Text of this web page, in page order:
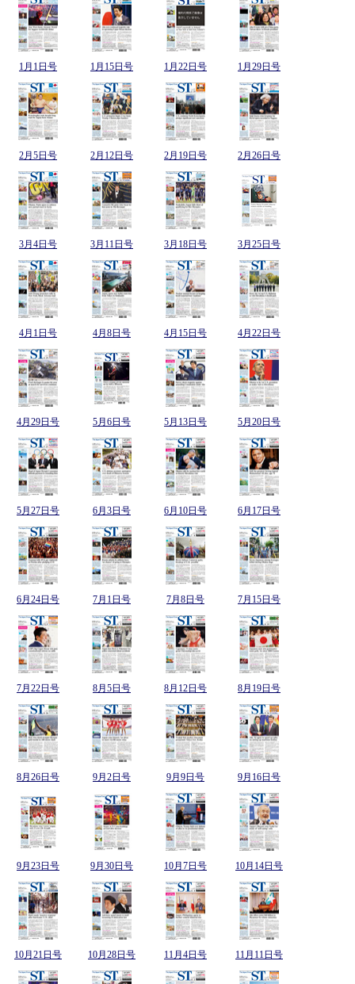
1月1日号 1月15日号 1月22日号 1月29日号
2月5日号 2月12日号 2月19日号 2月26日号
3月4日号 3月11日号 3月18日号 3月25日号
4月1日号 4月8日号 4月15日号 4月22日号
4月29日号 5月6日号 5月13日号 5月20日号
5月27日号 6月3日号 6月10日号 6月17日号
6月24日号 7月1日号 7月8日号 7月15日号
7月22日号 8月5日号 8月12日号 8月19日号
8月26日号 9月2日号 9月9日号 9月16日号
9月23日号 9月30日号 10月7日号 10月14日号
10月21日号 10月28日号 11月4日号 11月11日号